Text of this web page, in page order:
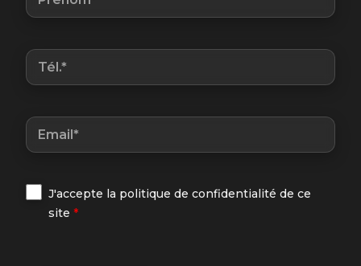
J'accepte la politique de confidentialité de ce
site *